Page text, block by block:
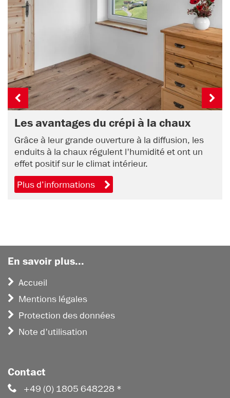
Les avantages du crépi à la chaux
Grâce à leur grande ouverture à la diffusion, les
enduits à la chaux régulent l'humidité et ont un
effet positif sur le climat intérieur.
Plus d’informations
En savoir plus...
Accueil
Mentions légales
Protection des données
Note d'utilisation
Contact
+49 (0) 1805 648228 *